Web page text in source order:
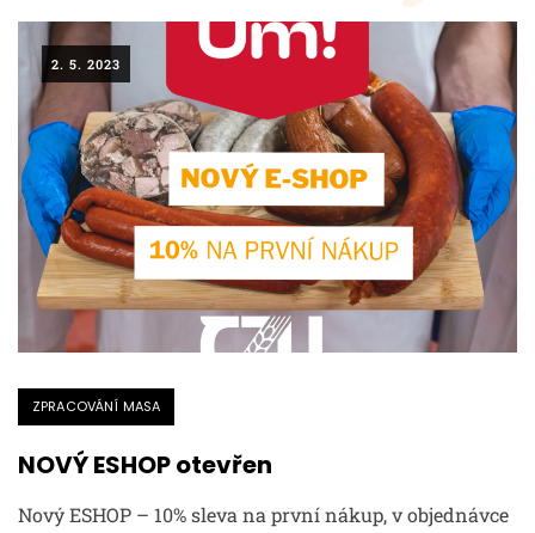
2. 5. 2023
ZPRACOVÁNÍ MASA
NOVÝ ESHOP otevřen
Nový ESHOP – 10% sleva na první nákup, v objednávce